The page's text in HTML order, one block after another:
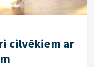
cilvēkiem ar